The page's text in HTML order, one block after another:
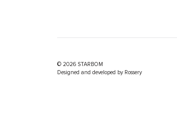
© 2026 STARBOM
Designed and developed by Rossery